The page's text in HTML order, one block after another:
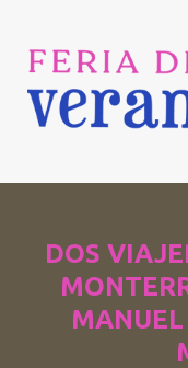
DOS
MANUEL